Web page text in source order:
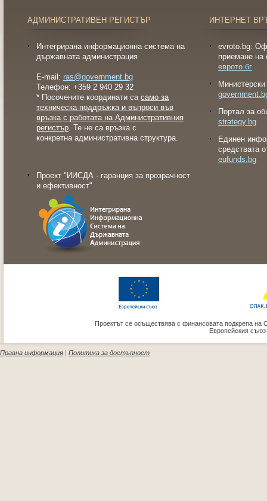
АДМИНИСТРАТИВЕН РЕГИСТЪР
Интегрирана информационна система на
държавната администрация
E-mail: ras@government.bg
Телефон: +359 2 940 29 32
* Посочените координати са само за
техническа поддръжка и въпроси във
връзка с работата на Административния
регистър. Те не са връзка с
конкретна административна структура.
Проект "ИИСДА - гаранция за прозрачност
и ефективност"
ИНТЕРНЕТ
evroto.bg:
приемане на
еврото.бг
Портал за
strategy.bg
Eдинен
средствата
eufunds.bg
Проектът се осъществява с финансовата подкрепа на
Европейския
Правна информация | Политика за достъпност